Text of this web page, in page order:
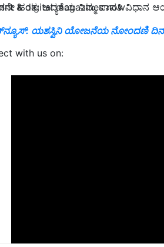
& digital magazines now
with us on:
ಹಂತ: ಆದ್ಯತೆಯ ನಿಮ್ಮ ಪಾವತಿ ವಿಧಾನ
ಯಶಸ್ವಿನಿ ಯೋಜನೆಯ ನೋಂದಣಿ